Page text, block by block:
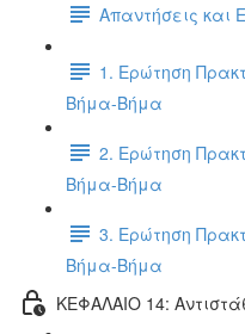
Απαντήσεις και
1. Ερώτηση
Βήμα-Βήμα
2. Ερώτηση
Βήμα-Βήμα
3. Ερώτηση
Βήμα-Βήμα
ΚΕΦΑΛΑΙΟ 14: